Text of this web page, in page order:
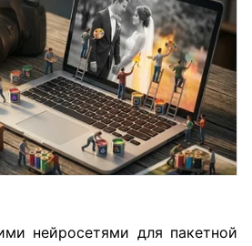
нейросетями для пакетной